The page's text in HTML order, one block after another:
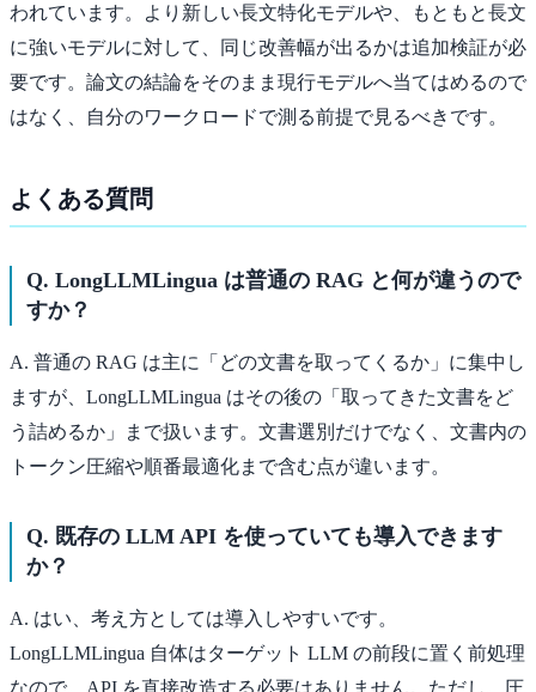
われています。より新しい長文特化モデルや、もともと長文
に強いモデルに対して、同じ改善幅が出るかは追加検証が必
要です。論文の結論をそのまま現行モデルへ当てはめるので
はなく、自分のワークロードで測る前提で見るべきです。
よくある質問
Q. LongLLMLingua は普通の RAG と何が違うので
すか？
A. 普通の RAG は主に「どの文書を取ってくるか」に集中し
ますが、LongLLMLingua はその後の「取ってきた文書をど
う詰めるか」まで扱います。文書選別だけでなく、文書内の
トークン圧縮や順番最適化まで含む点が違います。
Q. 既存の LLM API を使っていても導入できます
か？
A. はい、考え方としては導入しやすいです。
LongLLMLingua 自体はターゲット LLM の前段に置く前処理
なので、API を直接改造する必要はありません。ただし、圧